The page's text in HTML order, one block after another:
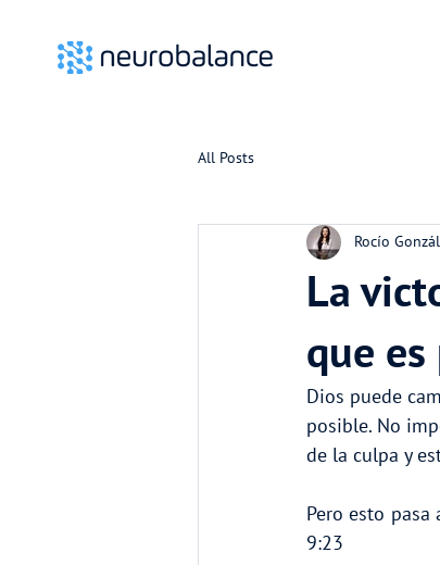
All Posts
La
que
Rocío
Dios puede
posible. No
de la culpa y
Pero esto pasa
9:23